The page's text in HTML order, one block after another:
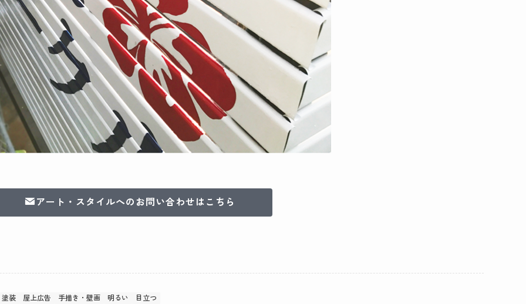
アート・スタイルへのお問い合わせはこちら
塗装 屋上広告 手描き・壁画 明るい 目立つ